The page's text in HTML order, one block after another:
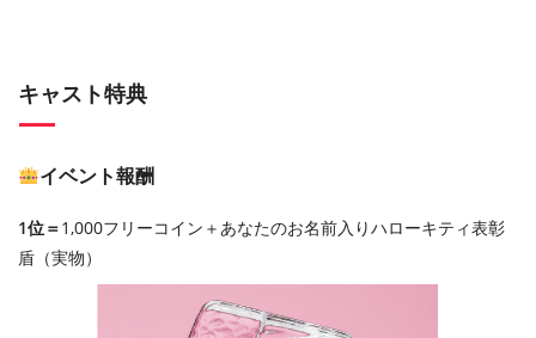
キャスト特典
イベント報酬
1位＝1,000フリーコイン＋あなたのお名前入りハローキティ表彰
盾（実物）